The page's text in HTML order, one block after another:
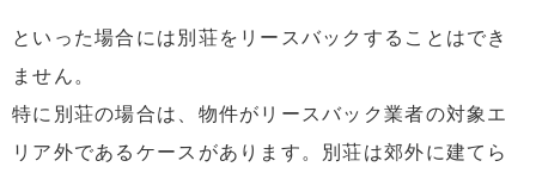
といった場合には別荘をリースバックすることはでき
ません。
特に別荘の場合は、物件がリースバック業者の対象エ
リア外であるケースがあります。別荘は郊外に建てら